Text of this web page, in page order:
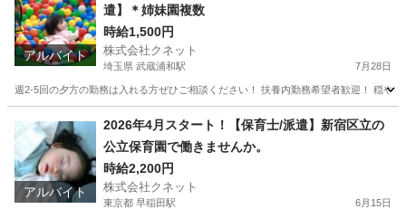
アルバイト
遣】＊姉妹園複数
時給1,500円
株式会社クネット
埼玉県 武蔵浦和駅 7月28日
週2-5回の夕方の勤務は入れる方ぜひご相談ください！ 扶養内勤務希望者歓迎！ 穏や
武蔵浦和駅 保育士
アルバイト
2026年4月スタート！【保育士/派遣】新宿区立の
公立保育園で働きませんか。
時給2,200円
株式会社クネット
東京都 早稲田駅 6月15日